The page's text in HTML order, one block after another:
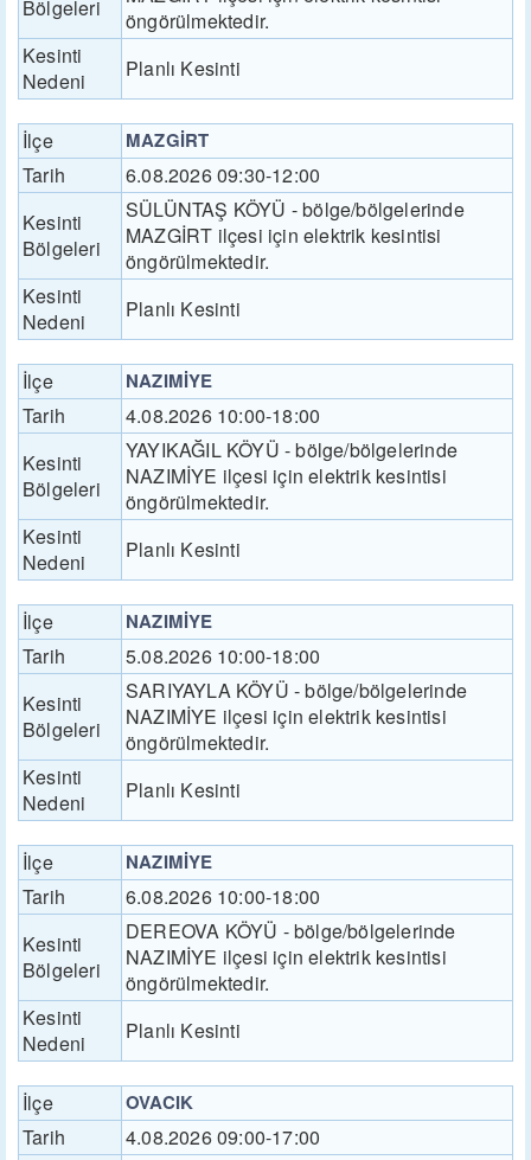
Bölgeleri
öngörülmektedir.
Kesinti
Nedeni
Planlı Kesinti
İlçe MAZGİRT
Tarih
6.08.2026 09:30-12:00
Kesinti
Bölgeleri
SÜLÜNTAŞ KÖYÜ - bölge/bölgelerinde
MAZGİRT ilçesi için elektrik kesintisi
öngörülmektedir.
Kesinti
Nedeni
Planlı Kesinti
İlçe NAZIMİYE
Tarih
4.08.2026 10:00-18:00
Kesinti
Bölgeleri
YAYIKAĞIL KÖYÜ - bölge/bölgelerinde
NAZIMİYE ilçesi için elektrik kesintisi
öngörülmektedir.
Kesinti
Nedeni
Planlı Kesinti
İlçe NAZIMİYE
Tarih
5.08.2026 10:00-18:00
Kesinti
Bölgeleri
SARIYAYLA KÖYÜ - bölge/bölgelerinde
NAZIMİYE ilçesi için elektrik kesintisi
öngörülmektedir.
Kesinti
Nedeni
Planlı Kesinti
İlçe NAZIMİYE
Tarih
6.08.2026 10:00-18:00
Kesinti
Bölgeleri
DEREOVA KÖYÜ - bölge/bölgelerinde
NAZIMİYE ilçesi için elektrik kesintisi
öngörülmektedir.
Kesinti
Nedeni
Planlı Kesinti
İlçe OVACIK
Tarih
4.08.2026 09:00-17:00